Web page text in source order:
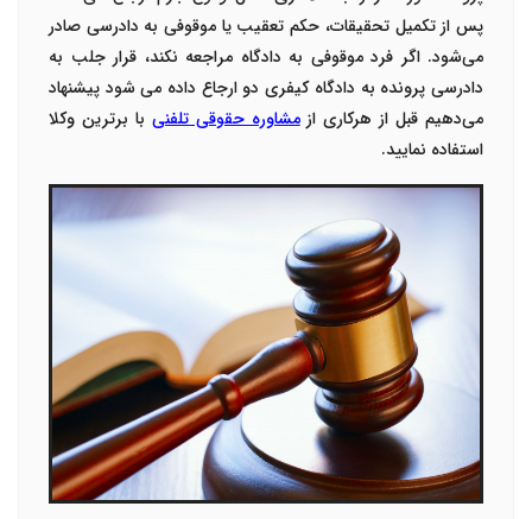
پس از تکمیل تحقیقات، حکم تعقیب یا موقوفی به دادرسی صادر
می‌شود. اگر فرد موقوفی به دادگاه مراجعه نکند، قرار جلب به
دادرسی پرونده به دادگاه کیفری دو ارجاع داده می شود پیشنهاد
می‌دهیم قبل از هرکاری ازمشاوره حقوقی تلفنی با برترین وکلا
استفاده نمایید.